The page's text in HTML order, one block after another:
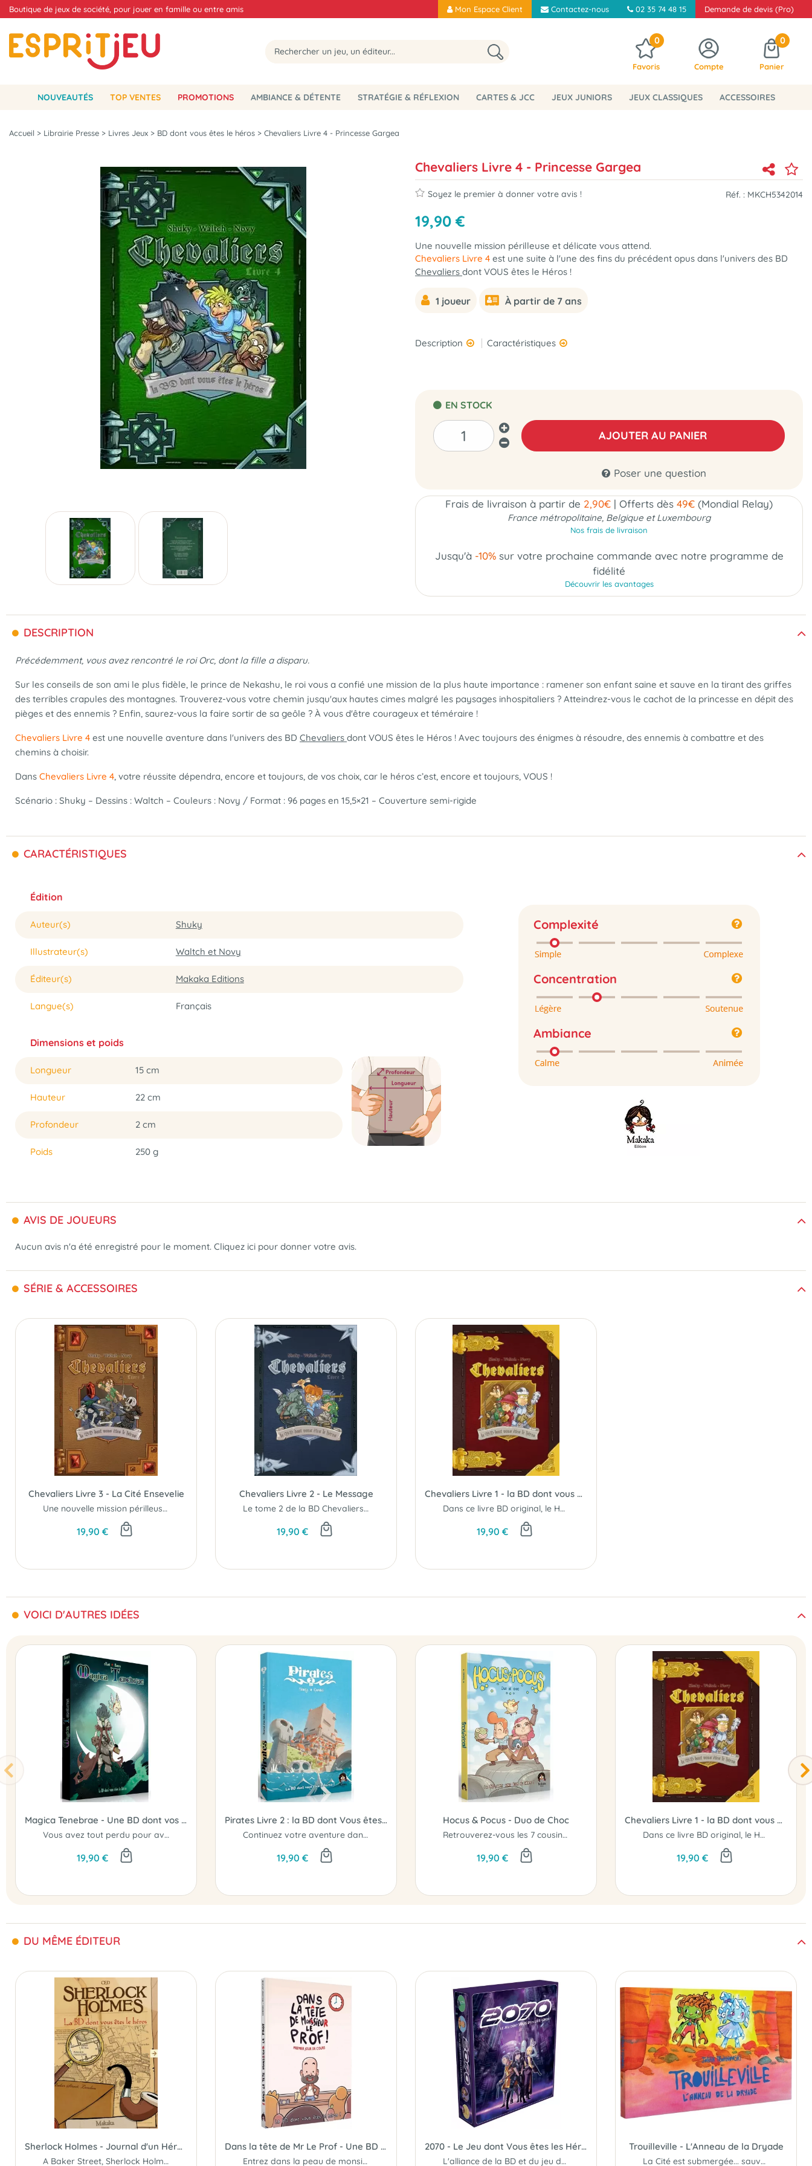
Boutique de jeux de société, pour jouer en famille ou entre amis Mon Espace Client Contactez-nous 02 35 74 48 15 Demande de devis (Pro)
0
Favoris Compte
0
Panier
NOUVEAUTÉS TOP VENTES PROMOTIONS AMBIANCE & DÉTENTE STRATÉGIE & RÉFLEXION CARTES & JCC JEUX JUNIORS JEUX CLASSIQUES ACCESSOIRES
Accueil > Librairie Presse > Livres Jeux > BD dont vous êtes le héros > Chevaliers Livre 4 - Princesse Gargea
Chevaliers Livre 4 - Princesse Gargea
Soyez le premier à donner votre avis ! Réf. : MKCH5342014
19,90 €
Une nouvelle mission périlleuse et délicate vous attend.
Chevaliers Livre 4 est une suite à l'une des fins du précédent opus dans l'univers des BD
Chevaliers dont VOUS êtes le Héros !
1 joueur À partir de 7 ans
Description Caractéristiques
EN STOCK
AJOUTER AU PANIER
Poser une question
Frais de livraison à partir de 2,90€ | Offerts dès 49€ (Mondial Relay)
France métropolitaine, Belgique et Luxembourg
Nos frais de livraison
Jusqu'à -10%sur votre prochaine commande avec notre programme de
fidélité
Découvrir les avantages
DESCRIPTION
Précédemment, vous avez rencontré le roi Orc, dont la fille a disparu.
Sur les conseils de son ami le plus fidèle, le prince de Nekashu, le roi vous a confié une mission de la plus haute importance : ramener son enfant saine et sauve en la tirant des griffes
des terribles crapules des montagnes. Trouverez-vous votre chemin jusqu'aux hautes cimes malgré les paysages inhospitaliers ? Atteindrez-vous le cachot de la princesse en dépit des
pièges et des ennemis ? Enfin, saurez-vous la faire sortir de sa geôle ? À vous d'être courageux et téméraire !
Chevaliers Livre 4 est une nouvelle aventure dans l'univers des BD Chevaliers dont VOUS êtes le Héros ! Avec toujours des énigmes à résoudre, des ennemis à combattre et des
chemins à choisir.
Dans Chevaliers Livre 4, votre réussite dépendra, encore et toujours, de vos choix, car le héros c’est, encore et toujours, VOUS !
Scénario : Shuky – Dessins : Waltch – Couleurs : Novy / Format : 96 pages en 15,5×21 – Couverture semi-rigide
CARACTÉRISTIQUES
Édition
Auteur(s) Shuky
Illustrateur(s) Waltch et Novy
Éditeur(s) Makaka Editions
Langue(s) Français
Dimensions et poids
Longueur 15 cm
Hauteur 22 cm
Profondeur 2 cm
Poids 250 g
Complexité
Concentration
Ambiance
AVIS DE JOUEURS
Aucun avis n'a été enregistré pour le moment. Cliquez ici pour donner votre avis.
SÉRIE & ACCESSOIRES
Chevaliers Livre 3 - La Cité Ensevelie
Une nouvelle mission périlleuse et délicate vous attend.
19,90 €
Chevaliers Livre 2 - Le Message
Le tome 2 de la BD Chevaliers dont vous êtes le héros!
19,90 €
Chevaliers Livre 1 - la BD dont vous êtes le Héros
Dans ce livre BD original, le Héros c'est VOUS ! Serez-vous à la hauteur ?
19,90 €
VOICI D'AUTRES IDÉES
Magica Tenebrae - Une BD dont vos êtes le héros
Vous avez tout perdu pour avoir la magie interdite...
19,90 €
Pirates Livre 2 : la BD dont Vous êtes le Héros
Continuez votre aventure dans le tome 2.
19,90 €
Hocus & Pocus - Duo de Choc
Retrouverez-vous les 7 cousins de Blanche Neige ?
19,90 €
Chevaliers Livre 1 - la BD dont vous êtes le Héros
Dans ce livre BD original, le Héros c'est VOUS ! Serez-vous à la hauteur ?
19,90 €
DU MÊME ÉDITEUR
Sherlock Holmes - Journal d'un Héros - Livre 1
A Baker Street, Sherlock Holmes est en ébullition
Dans la tête de Mr Le Prof - Une BD dont vos êtes le héros
Entrez dans la peau de monsieur Le prof...
2070 - Le Jeu dont Vous êtes les Héros
L'alliance de la BD et du jeu de rôle pour une enquête en immersion....
Trouilleville - L'Anneau de la Dryade
La Cité est submergée... sauvez ses habitants !